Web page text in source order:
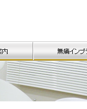
インプラント治
インプラント治療
インプラント治療
インプラント治療
症例集
症例集
最も基本的なイン
Q&A
歯科医の選び方